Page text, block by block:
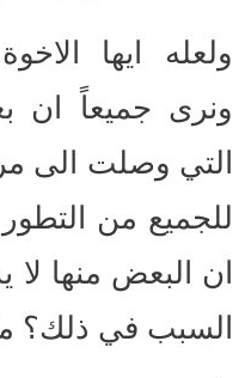
ولعله ايها
ونرى جميعاً ان
التي وصلت الى
للجميع من
ان البعض منها
السبب في ذلك؟